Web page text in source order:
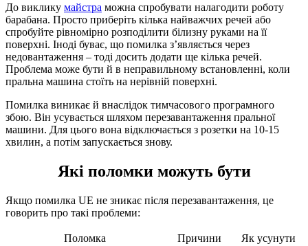
До виклику майстра можна спробувати налагодити роботу
барабана. Просто приберіть кілька найважчих речей або
спробуйте рівномірно розподілити білизну руками на її
поверхні. Іноді буває, що помилка з’являється через
недовантаження – тоді досить додати ще кілька речей.
Проблема може бути й в неправильному встановленні, коли
пральна машина стоїть на нерівній поверхні.
Помилка виникає й внаслідок тимчасового програмного
збою. Він усувається шляхом перезавантаження пральної
машини. Для цього вона відключається з розетки на 10-15
хвилин, а потім запускається знову.
Які поломки можуть бути
Якщо помилка UE не зникає після перезавантаження, це
говорить про такі проблеми:
Поломка Причини Як усунути